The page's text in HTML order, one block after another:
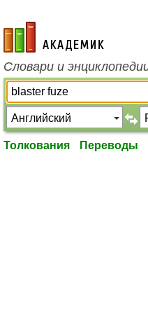
academic.ru
Словари и
Толкования Переводы